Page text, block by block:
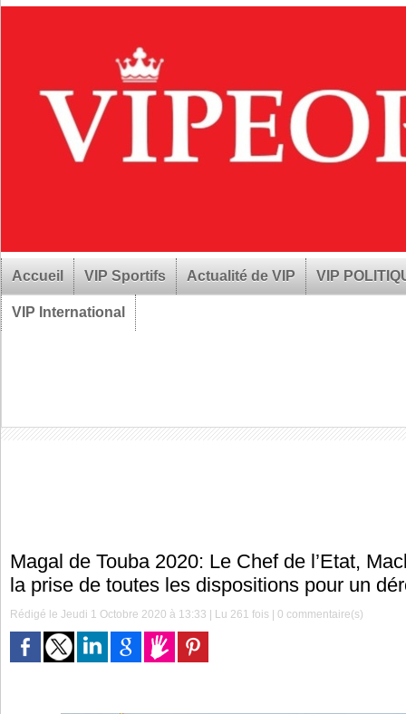
Accueil VIP Sportifs Actualité de VIP VIP
VIP International
Magal de Touba 2020: Le Chef de l’Etat,
la prise de toutes les dispositions pour un
Rédigé le Jeudi 1 Octobre 2020 à 13:33 | Lu 261 fois |0 commentaire(s)